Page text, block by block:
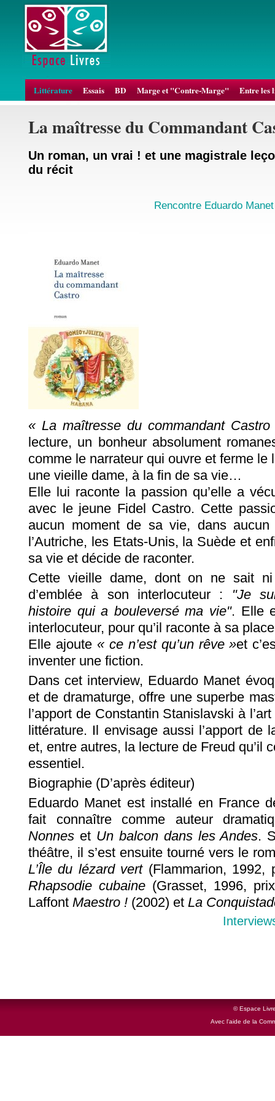
Littérature Essais BD Marge et "Contre-Marge" Entre les
La maîtresse du Commandant
Un roman, un vrai ! et une magistrale
du récit
Rencontre Eduardo
« La maîtresse du commandant Castro
lecture, un bonheur absolument
comme le narrateur qui ouvre et ferme
une vieille dame, à la fin de sa vie…
Elle lui raconte la passion qu’elle a
avec le jeune Fidel Castro. Cette
aucun moment de sa vie, dans aucun
l’Autriche, les Etats-Unis, la Suède et
sa vie et décide de raconter.
Cette vieille dame, dont on ne sait
d’emblée à son interlocuteur : "Je
histoire qui a bouleversé ma vie". Elle
interlocuteur, pour qu’il raconte à sa
Elle ajoute « ce n’est qu’un rêve »et
inventer une fiction.
Dans cet interview, Eduardo Manet
et de dramaturge, offre une superbe
l’apport de Constantin Stanislavski à
littérature. Il envisage aussi l’apport de
et, entre autres, la lecture de Freud qu’il
essentiel.
Biographie (D’après éditeur)
Eduardo Manet est installé en France
fait connaître comme auteur
Nonnes et Un balcon dans les Andes.
théâtre, il s’est ensuite tourné vers le
L’Île du lézard vert(Flammarion, 1992,
Rhapsodie cubaine (Grasset, 1996,
Laffont Maestro ! (2002) et La
© Espace
Avec l'aide de la